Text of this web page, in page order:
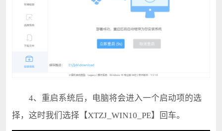
4、重启系统后，电脑将会进入一个启动项的选
择，这时我们选择【XTZJ_WIN10_PE】回车。